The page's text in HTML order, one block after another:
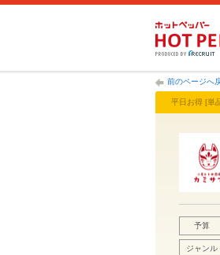
前のページへ
平日お得 [単
予算
ジャンル